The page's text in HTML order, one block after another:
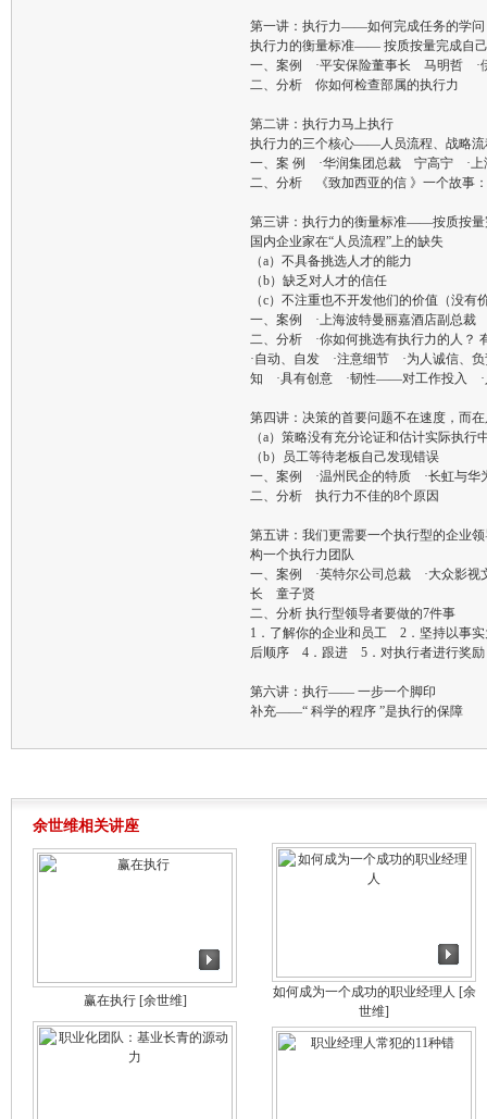
第一讲：执行力——如何完成任务的学问
执行力的衡量标准—— 按质按量完成自
一、案例 ·平安保险董事长 马明哲 ·
二、分析 你如何检查部属的执行力
第二讲：执行力马上执行
执行力的三个核心——人员流程、战略流
一、案 例 ·华润集团总裁 宁高宁 ·上
二、分析 《致加西亚的信 》一个故事
第三讲：执行力的衡量标准——按质按量
国内企业家在“人员流程”上的缺失
（a）不具备挑选人才的能力
（b）缺乏对人才的信任
（c）不注重也不开发他们的价值（没有
一、案例 ·上海波特曼丽嘉酒店副总
二、分析 ·你如何挑选有执行力的人？
·自动、自发 ·注意细节 ·为人诚信、
知 ·具有创意 ·韧性——对工作投入 ·
第四讲：决策的首要问题不在速度，而
（a）策略没有充分论证和估计实际执行
（b）员工等待老板自己发现错误
一、案例 ·温州民企的特质 ·长虹与华
二、分析 执行力不佳的8个原因
第五讲：我们更需要一个执行型的企业
构一个执行力团队
一、案例 ·英特尔公司总裁 ·大众影
长 童子贤
二、分析 执行型领导者要做的7件事
1．了解你的企业和员工 2．坚持以事
后顺序 4．跟进 5．对执行者进行奖
第六讲：执行—— 一步一个脚印
补充——“ 科学的程序 ”是执行的保障
余世维相关讲座
赢在执行[余世维]
如何成为一个成功的职业经理人 [余
世维]